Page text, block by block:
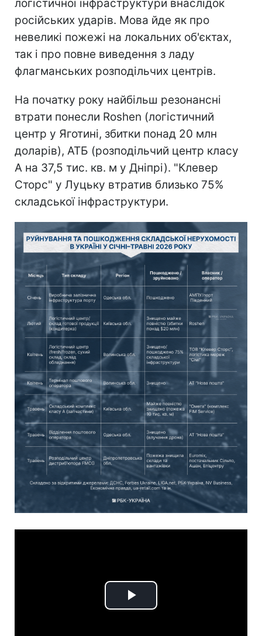
логістичної інфраструктури внаслідок
російських ударів. Мова йде як про
невеликі пожежі на локальних об'єктах,
так і про повне виведення з ладу
флагманських розподільчих центрів.
На початку року найбільш резонансні
втрати понесли Roshen (логістичний
центр у Яготині, збитки понад 20 млн
доларів), АТБ (розподільчий центр класу
А на 37,5 тис. кв. м у Дніпрі). "Клевер
Сторс" у Луцьку втратив близько 75%
складської інфраструктури.
Play